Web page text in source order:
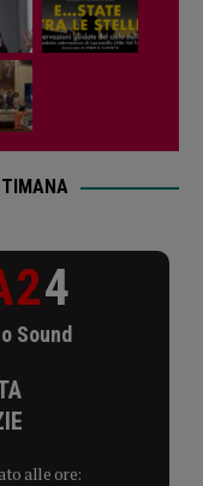
4
Sound
alle ore: